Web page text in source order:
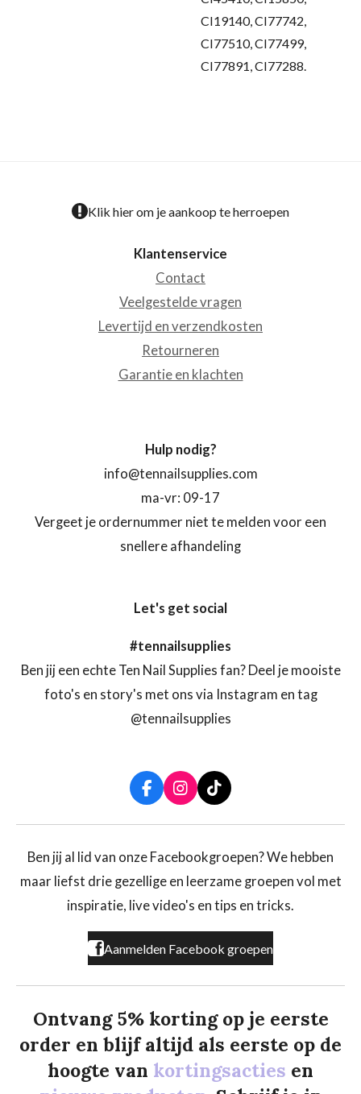
CI19140, CI77742,
CI77510, CI77499,
CI77891, CI77288.
Klik hier om je aankoop te herroepen
Klantenservice
Contact
Veelgestelde vragen
Levertijd en verzendkosten
Retourneren
Garantie en klachten
Hulp nodig?
info@tennailsupplies.com
ma-vr: 09-17
Vergeet je ordernummer niet te melden voor een
snellere afhandeling
Let's get social
#tennailsupplies
Ben jij een echte Ten Nail Supplies fan? Deel je mooiste
foto's en story's met ons via Instagram en tag
@tennailsupplies
F
a
c
b
o
k
I
n
s
a
r
a
T
i
k
o
Ben jij al lid van onze Facebookgroepen? We hebben
maar liefst drie gezellige en leerzame groepen vol met
inspiratie, live video's en tips en tricks.
Aanmelden Facebook groepen
Ontvang 5% korting op je eerste
order en blijf altijd als eerste op de
hoogte van kortingsacties en